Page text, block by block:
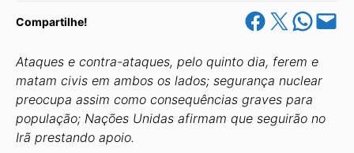
Compartilhe! Share on Facebook
Share on X Share on
Email this
Ataques e contra-ataques, pelo quinto dia, ferem e
matam civis em ambos os lados; segurança nuclear
preocupa assim como consequências graves para
população; Nações Unidas afirmam que seguirão no
Irã prestando apoio.